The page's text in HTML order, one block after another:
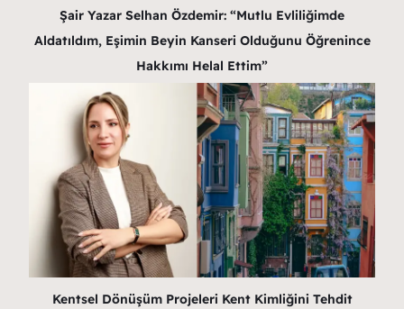
Şair Yazar Selhan Özdemir: “Mutlu Evliliğimde
Aldatıldım, Eşimin Beyin Kanseri Olduğunu Öğrenince
Hakkımı Helal Ettim”
Kentsel Dönüşüm Projeleri Kent Kimliğini Tehdit